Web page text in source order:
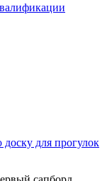
для прогулок